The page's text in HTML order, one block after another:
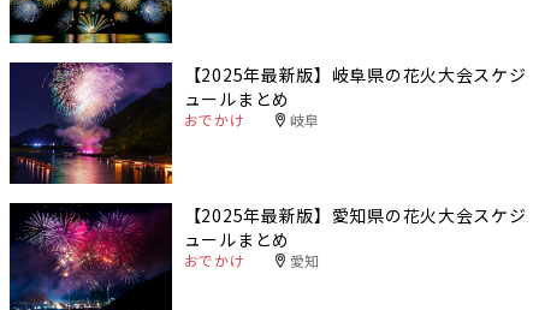
【2025年最新版】岐阜県の花火大会スケジ
ュールまとめ
おでかけ 岐阜
【2025年最新版】愛知県の花火大会スケジ
ュールまとめ
おでかけ 愛知